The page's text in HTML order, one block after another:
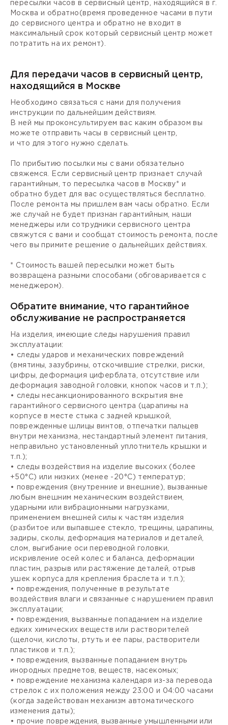
пересылки часов в сервисный центр, находящийся в г.
Москва и обратно(время проведенное часами в пути
до сервисного центра и обратно не входит в
максимальный срок который сервисный центр может
потратить на их ремонт).
Для передачи часов в сервисный центр,
находящийся в Москве
Необходимо связаться с нами для получения
инструкции по дальнейшим действиям.
В ней мы проконсультируем вас каким образом вы
можете отправить часы в сервисный центр,
и что для этого нужно сделать.
По прибытию посылки мы с вами обязательно
свяжемся. Если сервисный центр признает случай
гарантийным, то пересылка часов в Москву* и
обратно будет для вас осуществляться бесплатно.
После ремонта мы пришлем вам часы обратно. Если
же случай не будет признан гарантийным, наши
менеджеры или сотрудники сервисного центра
свяжутся с вами и сообщат стоимость ремонта, после
чего вы примите решение о дальнейших действиях.
* Стоимость вашей пересылки может быть
возвращена разными способами (обговаривается с
менеджером).
Обратите внимание, что гарантийное
обслуживание не распространяется
На изделия, имеющие следы нарушения правил
эксплуатации:
• следы ударов и механических повреждений
(вмятины, зазубрины, отскочившие стрелки, риски,
цифры, деформация циферблата, отсутствие или
деформация заводной головки, кнопок часов и т.п.);
• следы несанкционированного вскрытия вне
гарантийного сервисного центра (царапины на
корпусе в месте стыка с задней крышкой,
поврежденные шлицы винтов, отпечатки пальцев
внутри механизма, нестандартный элемент питания,
неправильно установленный уплотнитель крышки и
т.п.);
• следы воздействия на изделие высоких (более
+50°С) или низких (менее -20°С) температур;
• повреждения (внутренние и внешние), вызванные
любым внешним механическим воздействием,
ударными или вибрационными нагрузками,
применением внешней силы к частям изделия
(разбитое или выпавшее стекло, трещины, царапины,
задиры, сколы, деформация материалов и деталей,
слом, выгибание оси переводной головки,
искривление осей колес и баланса, деформации
пластин, разрыв или растяжение деталей, отрыв
ушек корпуса для крепления браслета и т.п.);
• повреждения, полученные в результате
воздействия влаги и связанные с нарушением правил
эксплуатации;
• повреждения, вызванные попаданием на изделие
едких химических веществ или растворителей
(щелочи, кислоты, ртуть и ее пары, растворители
пластиков и т.п.);
• повреждения, вызванные попаданием внутрь
инородных предметов, веществ, насекомых;
• повреждение механизма календаря из-за перевода
стрелок с их положения между 23:00 и 04:00 часами
(когда задействован механизм автоматического
изменения даты);
• прочие повреждения, вызванные умышленными или